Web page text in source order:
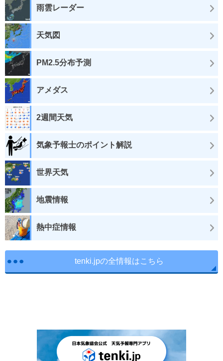
雨雲レーダー
天気図
PM2.5分布予測
アメダス
2週間天気
気象予報士のポイント解説
世界天気
地震情報
熱中症情報
tenki.jpの全情報はこちら